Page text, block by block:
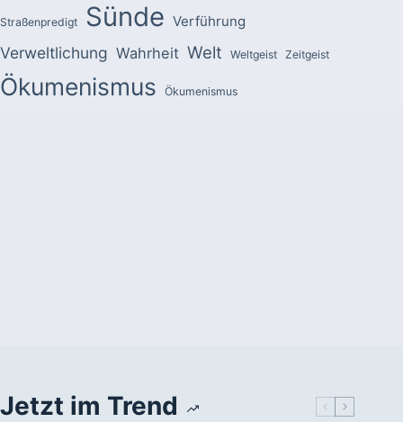
Straßenpredigt Sünde Verführung
Verweltlichung Wahrheit Welt Weltgeist Zeitgeist
Ökumenismus Ökumenismus
Jetzt im Trend